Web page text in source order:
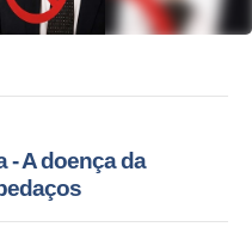
- A doença da